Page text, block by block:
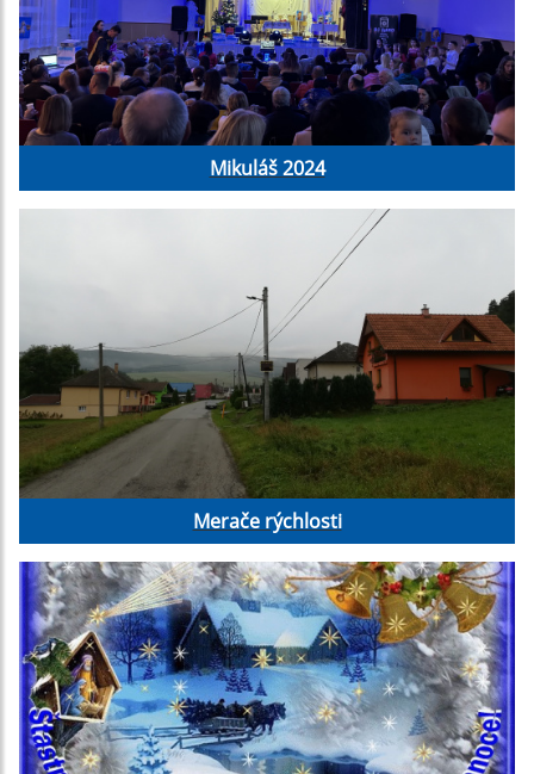
Mikuláš 2024
Merače rýchlosti